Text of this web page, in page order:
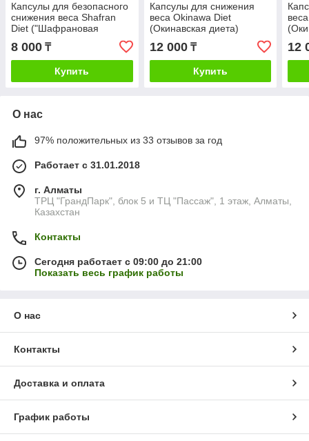
Капсулы для безопасного
снижения веса Shafran
Diet ("Шафрановая
диета", "Шафран")
8 000 ₸
Купить
Капсулы для снижения
веса Okinawa Diet
(Окинавская диета)
(Япония) gen.1
12 000₸
Купить
12
О нас
97% положительных из 33 отзывов за год
Работает с 31.01.2018
г. Алматы
ТРЦ "ГрандПарк", блок 5 и ТЦ "Пассаж", 1 этаж, Алматы,
Казахстан
Контакты
Сегодня работает с 09:00 до 21:00
Показать весь график работы
О нас
Контакты
Доставка и оплата
График работы